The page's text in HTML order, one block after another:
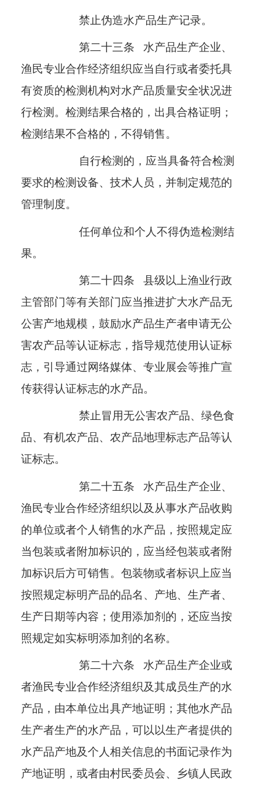
禁止伪造水产品生产记录。
第二十三条 水产品生产企业、
渔民专业合作经济组织应当自行或者委托具
有资质的检测机构对水产品质量安全状况进
行检测。检测结果合格的，出具合格证明；
检测结果不合格的，不得销售。
自行检测的，应当具备符合检测
要求的检测设备、技术人员，并制定规范的
管理制度。
任何单位和个人不得伪造检测结
果。
第二十四条 县级以上渔业行政
主管部门等有关部门应当推进扩大水产品无
公害产地规模，鼓励水产品生产者申请无公
害农产品等认证标志，指导规范使用认证标
志，引导通过网络媒体、专业展会等推广宣
传获得认证标志的水产品。
禁止冒用无公害农产品、绿色食
品、有机农产品、农产品地理标志产品等认
证标志。
第二十五条 水产品生产企业、
渔民专业合作经济组织以及从事水产品收购
的单位或者个人销售的水产品，按照规定应
当包装或者附加标识的，应当经包装或者附
加标识后方可销售。包装物或者标识上应当
按照规定标明产品的品名、产地、生产者、
生产日期等内容；使用添加剂的，还应当按
照规定如实标明添加剂的名称。
第二十六条 水产品生产企业或
者渔民专业合作经济组织及其成员生产的水
产品，由本单位出具产地证明；其他水产品
生产者生产的水产品，可以以生产者提供的
水产品产地及个人相关信息的书面记录作为
产地证明，或者由村民委员会、乡镇人民政